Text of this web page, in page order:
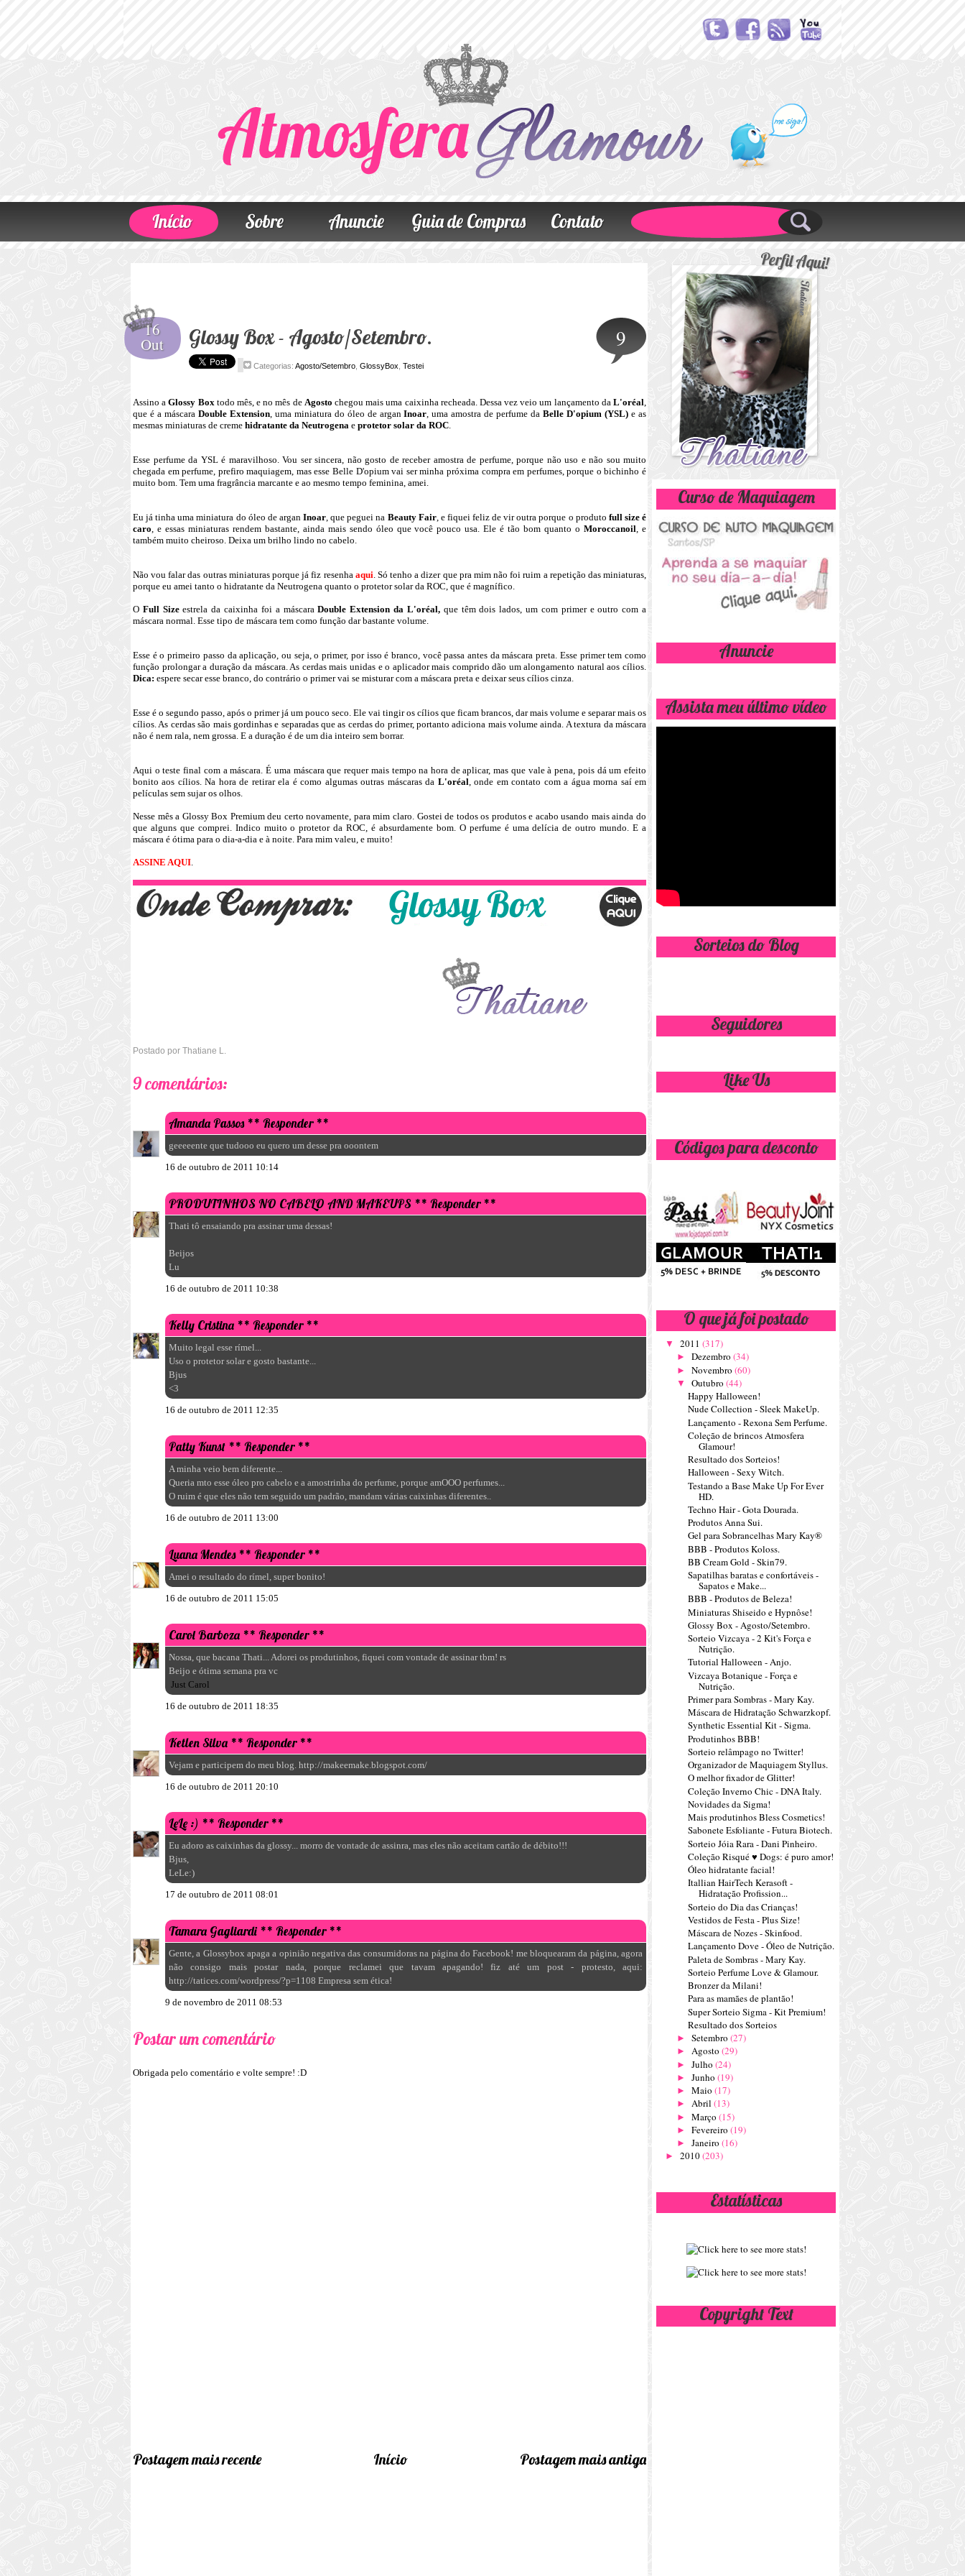
16
Out 9
Glossy Box - Agosto/Setembro.
Categorias: Agosto/Setembro GlossyBox Testei
Assino aGlossy Box todo mês, e no mês de Agostochegou mais uma caixinha recheada. Dessa vez veio um lançamento daL'oréal
que é a máscara Double Extension, uma miniatura do óleo de arganInoar , uma amostra de perfume daBelle D'opium (YSL) e as
mesmas miniaturas de creme hidratante da Neutrogena e protetor solar da ROC
Esse perfume da YSL é maravilhoso. Vou ser sincera, não gosto de receber amostra de perfume, porque não uso e não sou muito
chegada em perfume, prefiro maquiagem, mas esse Belle D'opium vai ser minha próxima compra em perfumes, porque o bichinho é
muito bom. Tem uma fragrância marcante e ao mesmo tempo feminina, amei.
Eu já tinha uma miniatura do óleo de arganInoar , que peguei na Beauty Fair, e fiquei feliz de vir outra porque o produto full size é
caro , e essas miniaturas rendem bastante, ainda mais sendo óleo que você pouco usa. Ele é tão bom quanto oMoroccanoil , e
também muito cheiroso. Deixa um brilho lindo no cabelo.
Não vou falar das outras miniaturas porque já fiz resenha aqui . Só tenho a dizer que pra mim não foi ruim a repetição das miniaturas,
porque eu amei tanto o hidratante da Neutrogena quanto o protetor solar da ROC, que é magnífico.
O Full Sizeestrela da caixinha foi a máscaraDouble Extension da L'oréal,que têm dois lados, um com primer e outro com a
máscara normal. Esse tipo de máscara tem como função dar bastante volume.
Esse é o primeiro passo da aplicação, ou seja, o primer, por isso é branco, você passa antes da máscara preta. Esse primer tem como
função prolongar a duração da máscara. As cerdas mais unidas e o aplicador mais comprido dão um alongamento natural aos cílios.
Dica: espere secar esse branco, do contrário o primer vai se misturar com a máscara preta e deixar seus cílios cinza.
Esse é o segundo passo, após o primer já um pouco seco. Ele vai tingir os cílios que ficam brancos, dar mais volume e separar mais os
cílios. As cerdas são mais gordinhas e separadas que as cerdas do primer, portanto adiciona mais volume ainda. A textura da máscara
não é nem rala, nem grossa. E a duração é de um dia inteiro sem borrar.
Aqui o teste final com a máscara. É uma máscara que requer mais tempo na hora de aplicar, mas que vale à pena, pois dá um efeito
bonito aos cílios. Na hora de retirar ela é como algumas outras máscaras da L'oréal , onde em contato com a água morna saí em
películas sem sujar os olhos.
Nesse mês a Glossy Box Premium deu certo novamente, para mim claro. Gostei de todos os produtos e acabo usando mais ainda do
que alguns que comprei. Indico muito o protetor da ROC, é absurdamente bom. O perfume é uma delícia de outro mundo. E a
máscara é ótima para o dia-a-dia e à noite. Para mim valeu, e muito!
ASSINE AQUI
Postado por Thatiane L.
9 comentários:
Amanda Passos ** Responder **
geeeeente que tudooo eu quero um desse pra ooontem
16 de outubro de 2011 10:14
PRODUTINHOS NO CABELO AND MAKEUPS ** Responder **
Thati tô ensaiando pra assinar uma dessas!
Beijos
Lu
16 de outubro de 2011 10:38
Kelly Cristina ** Responder **
Muito legal esse rímel...
Uso o protetor solar e gosto bastante...
Bjus
<3
16 de outubro de 2011 12:35
Patty Kunst ** Responder **
A minha veio bem diferente...
Queria mto esse óleo pro cabelo e a amostrinha do perfume, porque amOOO perfumes...
O ruim é que eles não tem seguido um padrão, mandam várias caixinhas diferentes..
16 de outubro de 2011 13:00
Luana Mendes ** Responder **
Amei o resultado do rímel, super bonito!
16 de outubro de 2011 15:05
Carol Barboza ** Responder **
Nossa, que bacana Thati... Adorei os produtinhos, fiquei com vontade de assinar tbm! rs
Beijo e ótima semana pra vc
Just Carol
16 de outubro de 2011 18:35
Ketlen Silva ** Responder **
Vejam e participem do meu blog. http://makeemake.blogspot.com/
16 de outubro de 2011 20:10
LeLe :) ** Responder **
Eu adoro as caixinhas da glossy... morro de vontade de assinra, mas eles não aceitam cartão de débito!!!
Bjus,
LeLe:)
17 de outubro de 2011 08:01
Tamara Gagliardi ** Responder **
Gente, a Glossybox apaga a opinião negativa das consumidoras na página do Facebook! me bloquearam da página, agora
não consigo mais postar nada, porque reclamei que tavam apagando! fiz até um post - protesto, aqui:
http://tatices.com/wordpress/?p=1108 Empresa sem ética!
9 de novembro de 2011 08:53
Postar um comentário
Obrigada pelo comentário e volte sempre! :D
Postagem mais recente Postagem mais antiga
Início
Curso de Maquiagem
Anuncie
Assista meu último vídeo
Sorteios do Blog
Seguidores
Like Us
Códigos para desconto
O que já foi postado
▼ 2011 (317)
► Dezembro (34)
► Novembro (60)
▼ Outubro (44)
Happy Halloween!
Nude Collection - Sleek MakeUp.
Lançamento - Rexona Sem Perfume.
Coleção de brincos Atmosfera
Glamour!
Resultado dos Sorteios!
Halloween - Sexy Witch.
Testando a Base Make Up For Ever
HD.
Techno Hair - Gota Dourada.
Produtos Anna Sui.
Gel para Sobrancelhas Mary Kay®
BBB - Produtos Koloss.
BB Cream Gold - Skin79.
Sapatilhas baratas e confortáveis -
Sapatos e Make...
BBB - Produtos de Beleza!
Miniaturas Shiseido e Hypnôse!
Glossy Box - Agosto/Setembro.
Sorteio Vizcaya - 2 Kit's Força e
Nutrição.
Tutorial Halloween - Anjo.
Vizcaya Botanique - Força e
Nutrição.
Primer para Sombras - Mary Kay.
Máscara de Hidratação Schwarzkopf.
Synthetic Essential Kit - Sigma.
Produtinhos BBB!
Sorteio relâmpago no Twitter!
Organizador de Maquiagem Styllus.
O melhor fixador de Glitter!
Coleção Inverno Chic - DNA Italy.
Novidades da Sigma!
Mais produtinhos Bless Cosmetics!
Sabonete Esfoliante - Futura Biotech.
Sorteio Jóia Rara - Dani Pinheiro.
Coleção Risqué ♥ Dogs: é puro amor!
Óleo hidratante facial!
Itallian HairTech Kerasoft -
Hidratação Profission...
Sorteio do Dia das Crianças!
Vestidos de Festa - Plus Size!
Máscara de Nozes - Skinfood.
Lançamento Dove - Óleo de Nutrição.
Paleta de Sombras - Mary Kay.
Sorteio Perfume Love & Glamour.
Bronzer da Milani!
Para as mamães de plantão!
Super Sorteio Sigma - Kit Premium!
Resultado dos Sorteios
► Setembro (27)
► Agosto (29)
► Julho (24)
► Junho (19)
► Maio (17)
► Abril (13)
► Março (15)
► Fevereiro (19)
► Janeiro (16)
► 2010(203)
Estatísticas
Copyright Text